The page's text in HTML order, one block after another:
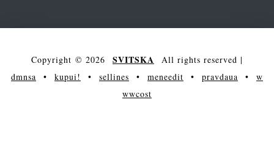
Copyright © 2026 SVITSKA All rights reserved |
dmnsa • kupui! • sellines • meneedit • pravdaua • w
wwcost